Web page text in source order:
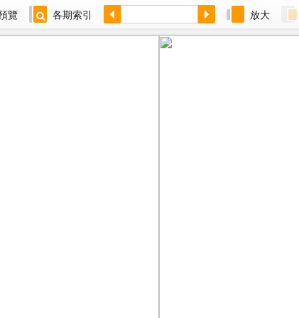
覽 各期索引 放大